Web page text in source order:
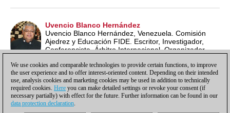
Uvencio Blanco Hernández
Uvencio Blanco Hernández, Venezuela. Comisión
Ajedrez y Educación FIDE. Escritor, Investigador,
Conferencista, Árbitro Internacional, Organizador
Lead School Instructor FIDE.
We use cookies and comparable technologies to provide certain functions, to improve
the user experience and to offer interest-oriented content. Depending on their intended
use, analysis cookies and marketing cookies may be used in addition to technically
required cookies. Here you can make detailed settings or revoke your consent (if
necessary partially) with effect for the future. Further information can be found in our
data protection declaration.